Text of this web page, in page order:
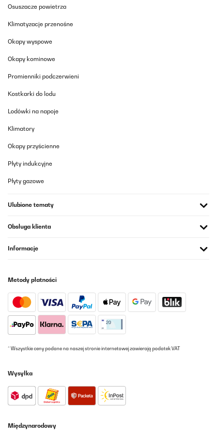
Amazon-Benutzer
Tłumacz
Encantado, le faltaría un filtro en la toma de recirculación de la
Ottimo in tutto
Tłumacz
SPRAWDZONA OPINIA
anderen Sendungen kommen auch an. AMAZON konnte das
als Alternative dieses Gerät. Es ist sehr sauber gearbeitet und es
gibt eigentlich keinen Grund für eine Rückgabe. Aaaber die Firma
VEVOR bietet auf ihrer Homepage ihr "Elektrisches Brühsystem",
das Gleiche, welches auch AMAZON verkaufen möchte, an.
Allerdings dann für zehn Euro weniger mit einem großen
Hopfensieb und einem Rohrkühler. Ich habe beide Geräte auf
verbaut. Somit sehe ich es nicht ein, für den wunderschönen
das Geld auch AMAZON verdienen können.
Amazon-Benutzer
Osuszacze powietrza
Klimatyzacje przenośne
Okapy wyspowe
Okapy kominowe
Promienniki podczerwieni
Kostkarki do lodu
Lodówki na napoje
Klimatory
Okapy przyścienne
Płyty indukcyjne
Płyty gazowe
Ulubione tematy
Obsługa klienta
Informacje
Metody płatności
* Wszystkie ceny podane na naszej stronie internetowej zawierają podatek VAT
Wysyłka
Międzynarodowy